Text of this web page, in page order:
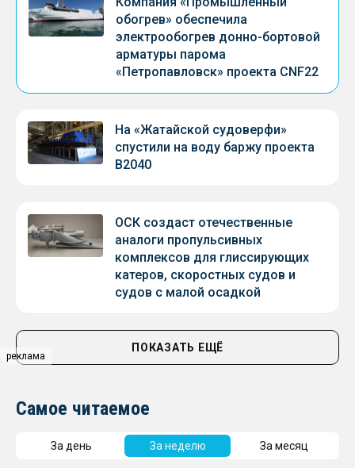
реклама
обогрев» обеспечила
электрообогрев донно-бортовой
арматуры парома
«Петропавловск» проекта CNF22
На «Жатайской судоверфи»
спустили на воду баржу проекта
В2040
ОСК создаст отечественные
аналоги пропульсивных
комплексов для глиссирующих
катеров, скоростных судов и
судов с малой осадкой
ПОКАЗАТЬ ЕЩЁ
Самое читаемое
За день За неделю За месяц